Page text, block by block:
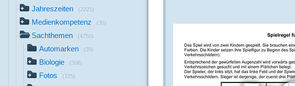
Jahreszeiten (2221)
Medienkompetenz (35)
Sachthemen (4750)
Automarken (39)
Biologie (308)
Fotos (725)